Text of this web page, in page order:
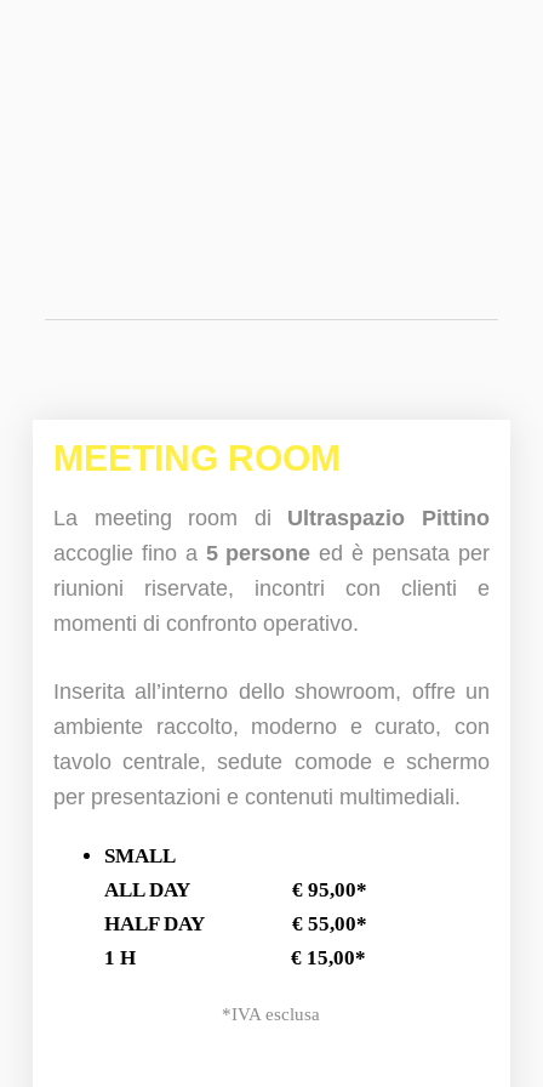
MEETING ROOM
La meeting room di Ultraspazio Pittino
accoglie fino a 5 persone ed è pensata per
riunioni riservate, incontri con clienti e
momenti di confronto operativo.
Inserita all’interno dello showroom, offre un
ambiente raccolto, moderno e curato, con
tavolo centrale, sedute comode e schermo
per presentazioni e contenuti multimediali.
SMALL
ALL DAY € 95,00*
HALF DAY € 55,00*
1 H € 15,00*
*IVA esclusa